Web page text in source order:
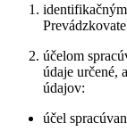
účelom
údaje určené,
údajov:
účel